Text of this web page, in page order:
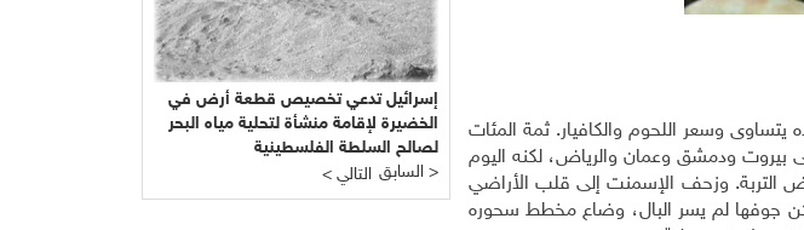
وسعر اللحوم والكافيار. ثمة المئات
ودمشق وعمان والرياض، لكنه اليوم
التربة. وزحف الإسمنت إلى قلب الأراضي
جوفها لم يسر البال، وضاع مخطط سحوره
إسرائيل تدعي تخصيص قطعة أرض في
الخضيرة لإقامة منشأة لتحلية مياه البحر
لصالح السلطة الفلسطينية
< التالي
السابق >